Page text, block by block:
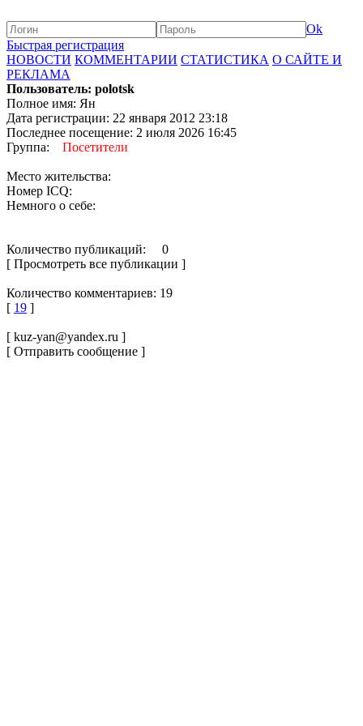
Ok
Быстрая регистрация
НОВОСТИ КОММЕНТАРИИ СТАТИСТИКА О САЙТЕ И
РЕКЛАМА
Пользователь: polotsk
Полное имя: Ян
Дата регистрации: 22 января 2012 23:18
Последнее посещение: 2 июля 2026 16:45
Группа: Посетители
Место жительства:
Номер ICQ:
Немного о себе:
Количество публикаций: 0
[ Просмотреть все публикации ]
Количество комментариев: 19
[ 19 ]
[ kuz-yan@yandex.ru ]
[ Отправить сообщение ]